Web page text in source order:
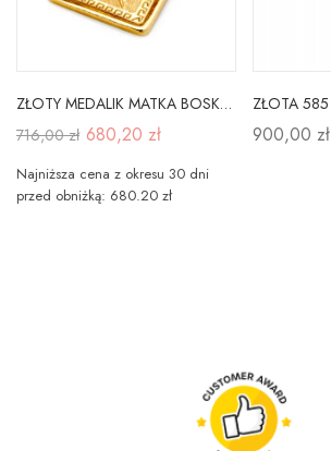
ZŁOTY MEDALIK MATKA BOSKA Z DZIECIĄTKIEM pr 585
716,00 zł 680,20 zł
Najniższa cena z okresu 30 dni
przed obniżką: 680.20 zł
900,00 zł